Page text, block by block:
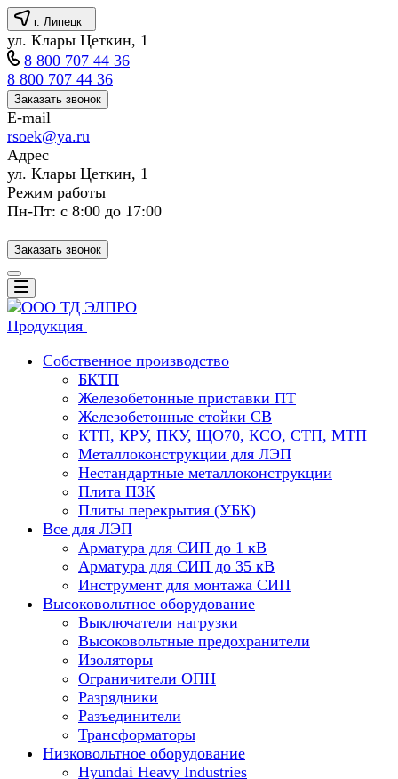
г. Липецк
ул. Клары Цеткин, 1
8 800 707 44 36
8 800 707 44 36
Заказать звонок
E-mail
rsoek@ya.ru
Адрес
ул. Клары Цеткин, 1
Режим работы
Пн-Пт: с 8:00 до 17:00
Заказать звонок
Продукция
Собственное производство
БКТП
Железобетонные приставки ПТ
Железобетонные стойки СВ
КТП, КРУ, ПКУ, ЩО70, КСО, СТП, МТП
Металлоконструкции для ЛЭП
Нестандартные металлоконструкции
Плита ПЗК
Плиты перекрытия (УБК)
Все для ЛЭП
Арматура для СИП до 1 кВ
Арматура для СИП до 35 кВ
Инструмент для монтажа СИП
Высоковольтное оборудование
Выключатели нагрузки
Высоковольтные предохранители
Изоляторы
Ограничители ОПН
Разрядники
Разъединители
Трансформаторы
Низковольтное оборудование
Hyundai Heavy Industries